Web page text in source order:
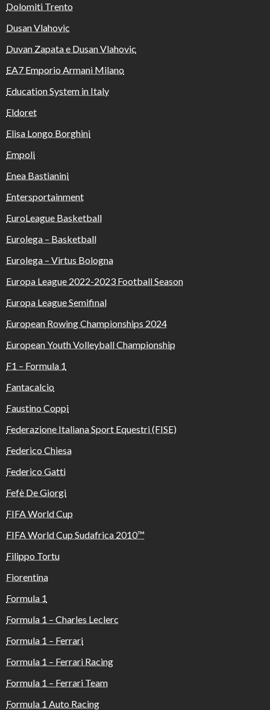
Dolomiti Trento
Dusan Vlahovic
Duvan Zapata e Dusan Vlahovic
EA7 Emporio Armani Milano
Education System in Italy
Eldoret
Elisa Longo Borghini
Empoli
Enea Bastianini
Entersportainment
EuroLeague Basketball
Eurolega – Basketball
Eurolega – Virtus Bologna
Europa League 2022-2023 Football Season
Europa League Semifinal
European Rowing Championships 2024
European Youth Volleyball Championship
F1 – Formula 1
Fantacalcio
Faustino Coppi
Federazione Italiana Sport Equestri (FISE)
Federico Chiesa
Federico Gatti
Fefè De Giorgi
FIFA World Cup
FIFA World Cup Sudafrica 2010™️
Filippo Tortu
Fiorentina
Formula 1
Formula 1 – Charles Leclerc
Formula 1 – Ferrari
Formula 1 – Ferrari Racing
Formula 1 – Ferrari Team
Formula 1 Auto Racing